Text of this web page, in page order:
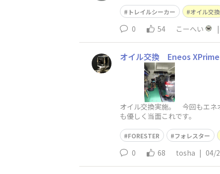
トレイルシーカー オイル交換
0 54 こーへい |
オイル交換 Eneos XPrime
オイル交換実施。 今回もエネ
も優しく当面これです。
FORESTER フォレスター
0 68 tosha | 04/